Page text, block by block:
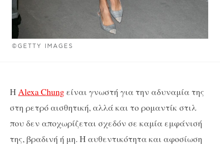
©GETTY IMAGES
Η Alexa Chungείναι γνωστή για την αδυναμία της
στη ρετρό αισθητική, αλλά και το ρομαντίκ στιλ
που δεν αποχωρίζεται σχεδόν σε καμία εμφάνισή
της, βραδινή ή μη. Η αυθεντικότητα και αφοσίωση